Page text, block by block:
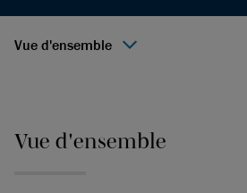
Vue d'ensemble
Vue d'ensemble